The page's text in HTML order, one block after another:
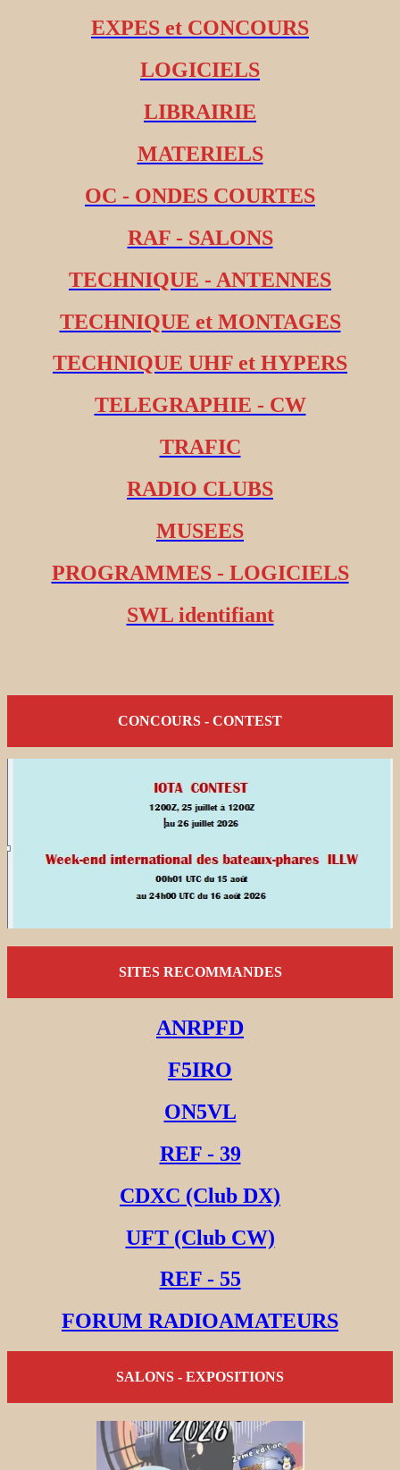
EXPES et CONCOURS
LOGICIELS
LIBRAIRIE
MATERIELS
OC - ONDES COURTES
RAF - SALONS
TECHNIQUE - ANTENNES
TECHNIQUE et MONTAGES
TECHNIQUE UHF et HYPERS
TELEGRAPHIE - CW
TRAFIC
RADIO CLUBS
MUSEES
PROGRAMMES - LOGICIELS
SWL identifiant
CONCOURS - CONTEST
SITES RECOMMANDES
ANRPFD
F5IRO
ON5VL
REF - 39
CDXC (Club DX)
UFT (Club CW)
REF - 55
FORUM RADIOAMATEURS
SALONS - EXPOSITIONS